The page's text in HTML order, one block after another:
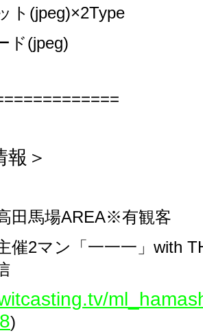
ト (jpeg)×2Type
ド(jpeg)
報＞
田馬場AREA※有観客
催2マン「一一一」 with
)